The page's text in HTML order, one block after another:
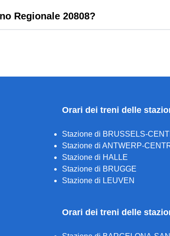
Regionale 20808?
Orari dei treni delle
Stazione di BRUSSELS-
Stazione di ANTWERP-
Stazione di HALLE
Stazione di BRUGGE
Stazione di LEUVEN
Orari dei treni delle